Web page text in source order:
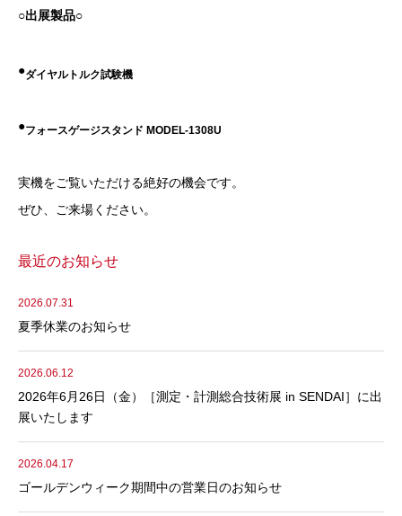
○出展製品○
●ダイヤルトルク試験機
●フォースゲージスタンド MODEL-1308U
実機をご覧いただける絶好の機会です。
ぜひ、ご来場ください。
最近のお知らせ
2026.07.31
夏季休業のお知らせ
2026.06.12
2026年6月26日（金）［測定・計測総合技術展 in SENDAI］に出
展いたします
2026.04.17
ゴールデンウィーク期間中の営業日のお知らせ